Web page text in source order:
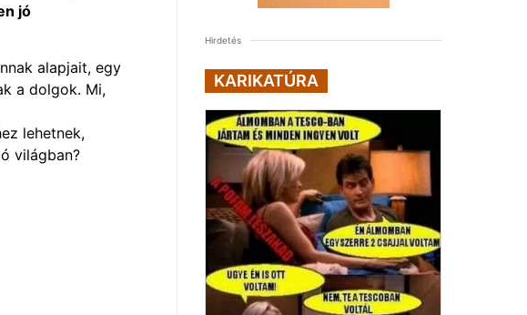
jó
alapjait, egy
a dolgok. Mi,
lehetnek,
világban?
Hirdetés
KARIKATÚRA